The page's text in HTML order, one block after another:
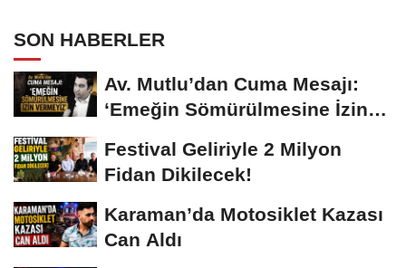
SON HABERLER
Av. Mutlu’dan Cuma Mesajı:
‘Emeğin Sömürülmesine İzin
Festival Geliriyle 2 Milyon
Fidan Dikilecek!
Karaman’da Motosiklet Kazası
Can Aldı